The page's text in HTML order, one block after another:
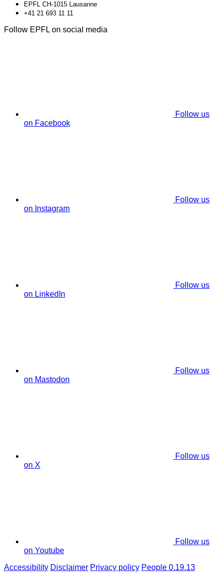
EPFL CH-1015 Lausanne
+41 21 693 11 11
Follow EPFL on social media
Follow us
on Facebook
Follow us
on Instagram
Follow us
on LinkedIn
Follow us
on Mastodon
Follow us
on X
Follow us
on Youtube
Accessibility Disclaimer Privacy policy People 0.19.13